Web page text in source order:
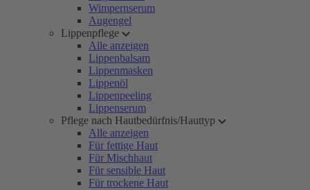
Wimpernserum
Augengel
Lippenpflege
Alle anzeigen
Lippenbalsam
Lippenmasken
Lippenöl
Lippenpeeling
Lippenserum
Pflege nach Hautbedürfnis/Hauttyp
Alle anzeigen
Für fettige Haut
Für Mischhaut
Für sensible Haut
Für trockene Haut